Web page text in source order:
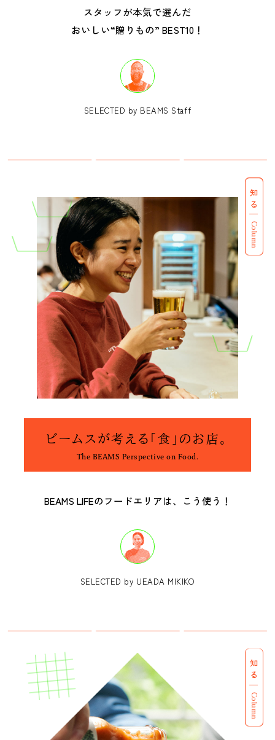
スタッフが本気で選んだ
おいしい“贈りもの” BEST10！
SELECTED by BEAMS Staff
知る
Column
ビームスが考える「食」のお店。
The BEAMS Perspective on Food.
BEAMS LIFEのフードエリアは、こう使う！
SELECTED by UEADA MIKIKO
知る
Column
モノの本質が分かる、出合いのるつぼ
今や“街の定番”に。
〈Salomon〉の『XT-6』が、い
ま履くべき一足である理由。
私たちは、〈Ziploc® Ribbon〉
をこう使う！